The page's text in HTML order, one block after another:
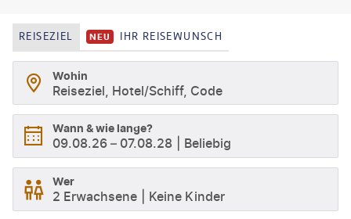
REISEZIEL NEU IHR REISEWUNSCH
Wohin
Reiseziel, Hotel/Schiff, Code
Wann & wie lange?
09.08.26 – 07.08.28 Beliebig
Wer
2 Erwachsene Keine Kinder